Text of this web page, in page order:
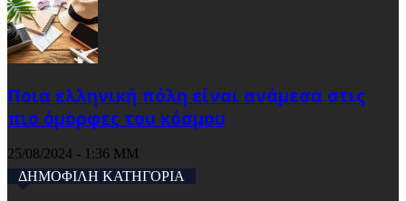
Ποια ελληνική πόλη είναι ανάμεσα στις
πιο όμορφες του κόσμου
25/08/2024 - 1:36 ΜΜ
ΔΗΜΟΦΙΛΗ ΚΑΤΗΓΟΡΙΑ